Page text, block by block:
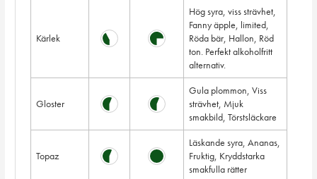
Kärlek
Hög syra, viss strävhet,
Fanny äpple, limited,
Röda bär, Hallon, Röd
ton. Perfekt alkoholfritt
alternativ.
Gloster
Gula plommon, Viss
strävhet, Mjuk
smakbild, Törstsläckare
Topaz
Läskande syra, Ananas,
Fruktig, Kryddstarka
smakfulla rätter